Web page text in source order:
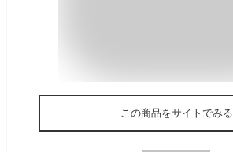
この商品をサイトでみる